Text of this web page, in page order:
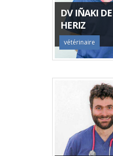
DV IÑAKI DE
HERIZ
vétérinaire